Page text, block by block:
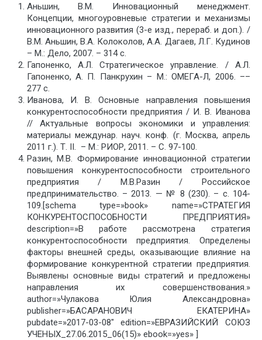
Аньшин, В.М. Инновационный менеджмент.
Концепции, многоуровневые стратегии и механизмы
инновационного развития (3-е изд., перераб. и доп.). /
В.М. Аньшин, В.А. Колоколов, А.А. Дагаев, Л.Г. Кудинов
– М.: Дело, 2007. – 314 с.
Гапоненко, А.Л. Стратегическое управление. / А.Л.
Гапоненко, А. П. Панкрухин – М.: ОМЕГА-Л, 2006. ––
277 с.
Иванова, И. В. Основные направления повышения
конкурентоспособности предприятия / И. В. Иванова
// Актуальные вопросы экономики и управления:
материалы междунар. науч. конф. (г. Москва, апрель
2011 г.). Т. II. – М.: РИОР, 2011. – С. 97-100.
Разин, М.В. Формирование инновационной стратегии
повышения конкурентоспособности строительного
предприятия / М.В.Разин / Российское
предпринимательство. – 2013. — № 8 (230). – c. 104-
109.[schema type=»book» name=»СТРАТЕГИЯ
КОНКУРЕНТОСПОСОБНОСТИ ПРЕДПРИЯТИЯ»
description=»В работе рассмотрена стратегия
конкурентоспособности предприятия. Определены
факторы внешней среды, оказывающие влияние на
формирование конкурентной стратегии предприятия.
Выявлены основные виды стратегий и предложены
направления их совершенствования.»
author=»Чулакова Юлия Александровна»
publisher=»БАСАРАНОВИЧ ЕКАТЕРИНА»
pubdate=»2017-03-08″ edition=»ЕВРАЗИЙСКИЙ СОЮЗ
УЧЕНЫХ_27.06.2015_06(15)» ebook=»yes» ]